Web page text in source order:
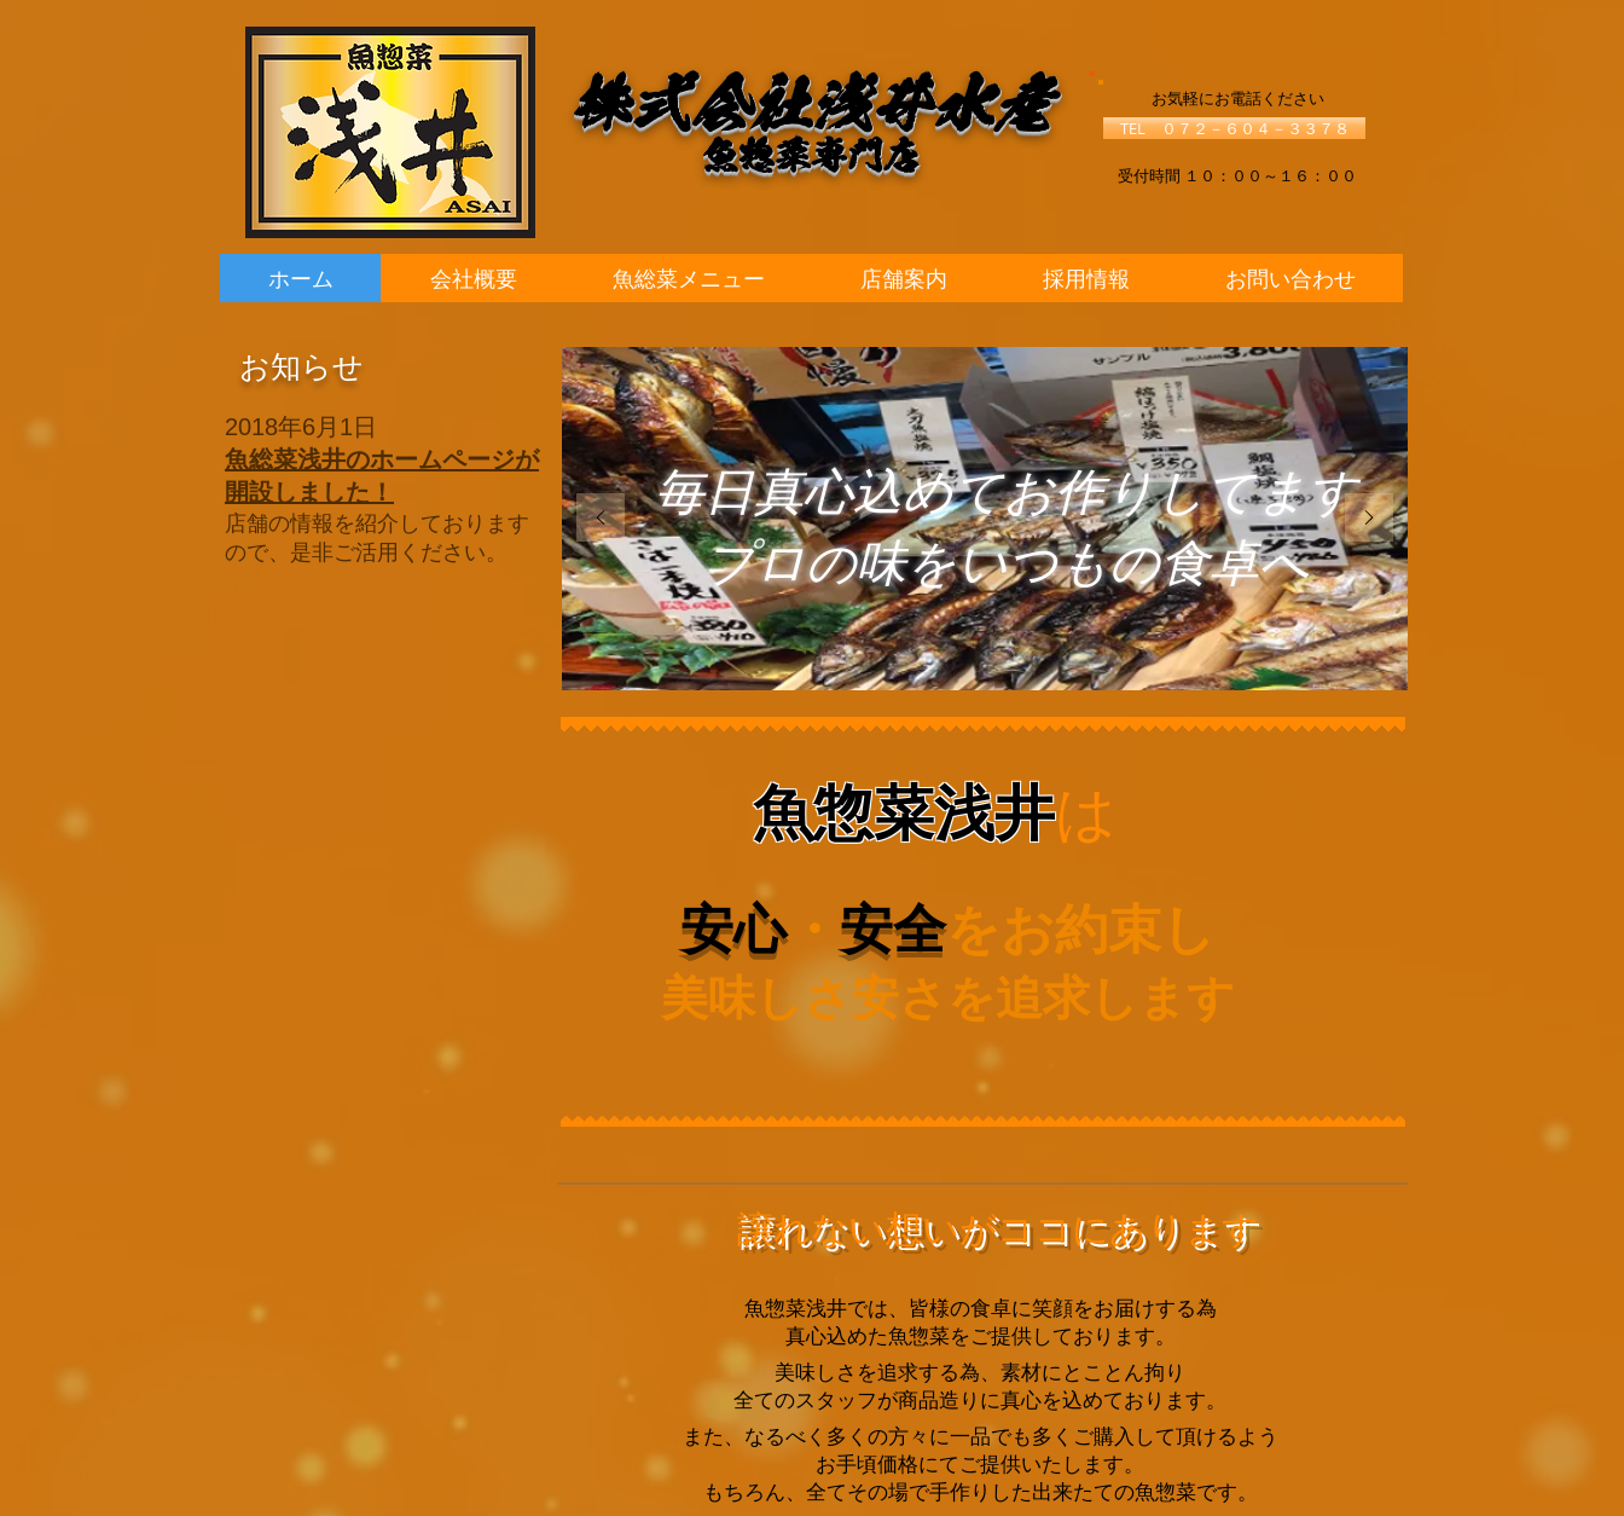
株式会社浅井水産
​魚惣菜専門店
​お気軽にお電話ください
TEL ０７２－６０４－３３７８
​受付時間 １０：００～１６：００
ホーム 会社概要 魚総菜メニュー 店舗案内 採用情報 お問い合わせ
毎日真心込めてお作りしてます
プロの味をいつもの食卓へ
​魚惣菜浅井は
安心・ 安全をお約束し
美味しさ安さを追求します
譲れない想いがココにあります
魚惣菜浅井では、皆様の食卓に笑顔をお届けする為
真心込めた魚惣菜をご提供しております。
美味しさを追求する為、素材にとことん拘り
全てのスタッフが商品造りに真心を込めております。
また、なるべく多くの方々に一品でも多くご購入して頂けるよう
お手頃価格にてご提供いたします。
もちろん、全てその場で手作りした出来たての魚惣菜です。
2018年6月1日
魚総菜浅井のホームページが
開設しました！
店舗の情報を紹介しております
ので、是非ご活用ください。
​お知らせ